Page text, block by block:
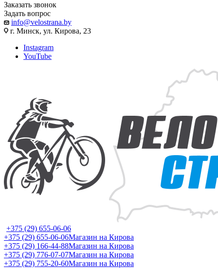
Заказать звонок
Задать вопрос
info@velostrana.by
г. Минск, ул. Кирова, 23
Instagram
YouTube
+375 (29) 655-06-06
+375 (29) 655-06-06Магазин на Кирова
+375 (29) 166-44-88Магазин на Кирова
+375 (29) 776-07-07Магазин на Кирова
+375 (29) 755-20-60Магазин на Кирова